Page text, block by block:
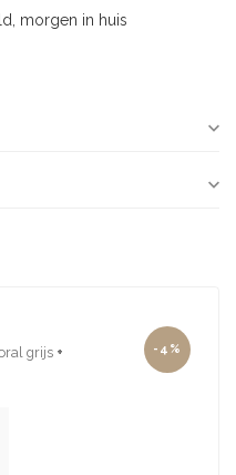
morgen in huis
grijs +
-4%